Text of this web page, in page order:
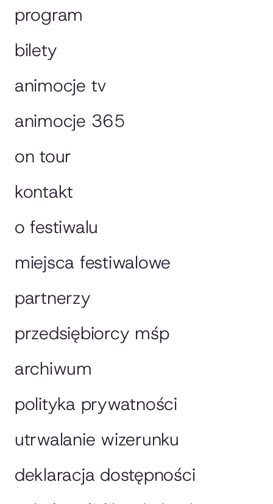
program
bilety
animocje tv
animocje 365
on tour
kontakt
o festiwalu
miejsca festiwalowe
partnerzy
przedsiębiorcy mśp
archiwum
polityka prywatności
utrwalanie wizerunku
deklaracja dostępności